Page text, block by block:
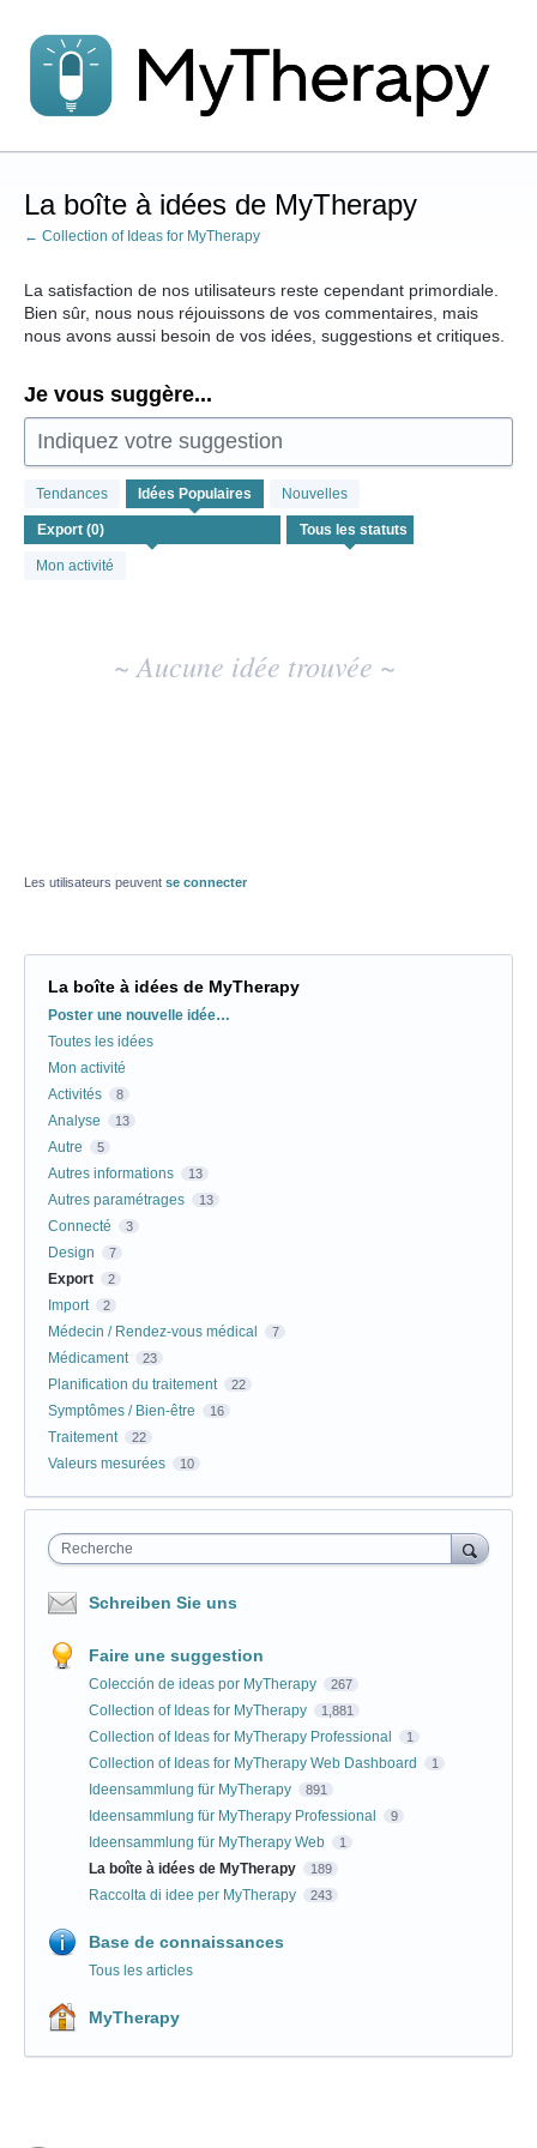
au
contenu
La boîte à idées de MyTherapy
← Collection of Ideas for MyTherapy
La satisfaction de nos utilisateurs reste cependant primordiale.
Bien sûr, nous nous réjouissons de vos commentaires, mais
nous avons aussi besoin de vos idées, suggestions et critiques.
Je vous suggère...
Indiquez votre suggestion
Tendances Idées Populaires Nouvelles
Mon activité
Aucun
résultat
d'idée
existant
~ Aucune idée trouvée ~
Les utilisateurs peuvent se connecter
La boîte à idées de MyTherapy
Catégories
Poster une nouvelle idée…
Toutes les idées
Mon activité
Activités
8
Analyse 13
Autre 5
Autres informations 13
Autres paramétrages 13
Connecté 3
Design 7
Export 2
Import 2
Médecin / Rendez-vous médical 7
Médicament 23
Planification du traitement 22
Symptômes / Bien-être 16
Traitement 22
Valeurs mesurées 10
Recherche
Schreiben Sie uns
Faire une suggestion
Colección de ideas por MyTherapy 267
Collection of Ideas for MyTherapy 1,881
Collection of Ideas for MyTherapy Professional 1
Collection of Ideas for MyTherapy Web Dashboard 1
Ideensammlung für MyTherapy 891
Ideensammlung für MyTherapy Professional 9
Ideensammlung für MyTherapy Web 1
La boîte à idées de MyTherapy 189
Raccolta di idee per MyTherapy 243
Base de connaissances
Tous les articles
MyTherapy